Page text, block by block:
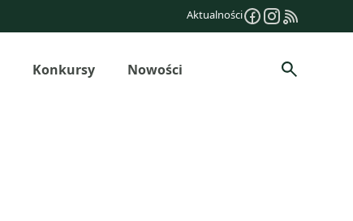
Aktualności
Konkursy Nowości Szukaj